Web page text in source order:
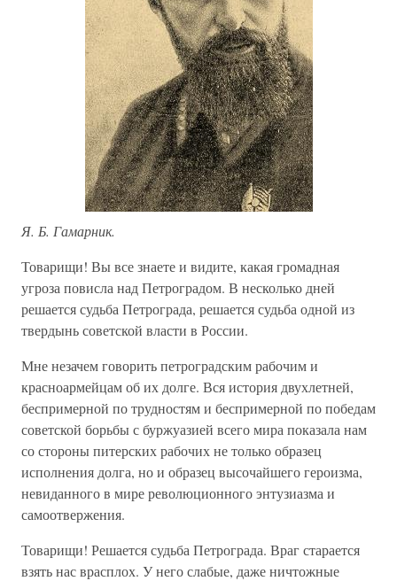
Я. Б. Гамарник.
Товарищи! Вы все знаете и видите, какая громадная
угроза повисла над Петроградом. В несколько дней
решается судьба Петрограда, решается судьба одной из
твердынь советской власти в России.
Мне незачем говорить петроградским рабочим и
красноармейцам об их долге. Вся история двухлетней,
беспримерной по трудностям и беспримерной по победам
советской борьбы с буржуазией всего мира показала нам
со стороны питерских рабочих не только образец
исполнения долга, но и образец высочайшего героизма,
невиданного в мире революционного энтузиазма и
самоотвержения.
Товарищи! Решается судьба Петрограда. Враг старается
взять нас врасплох. У него слабые, даже ничтожные